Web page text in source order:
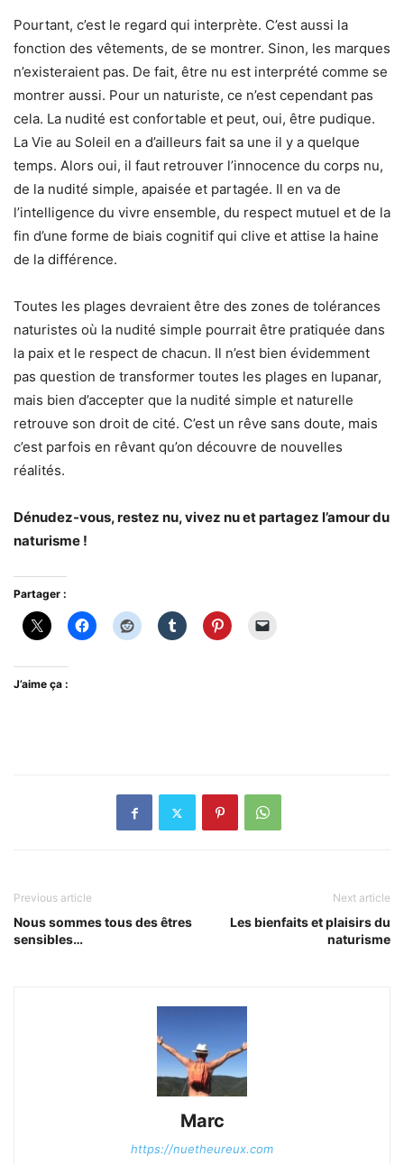
Pourtant, c’est le regard qui interprète. C’est aussi la
fonction des vêtements, de se montrer. Sinon, les marques
n’existeraient pas. De fait, être nu est interprété comme se
montrer aussi. Pour un naturiste, ce n’est cependant pas
cela. La nudité est confortable et peut, oui, être pudique.
La Vie au Soleil en a d’ailleurs fait sa une il y a quelque
temps. Alors oui, il faut retrouver l’innocence du corps nu,
de la nudité simple, apaisée et partagée. Il en va de
l’intelligence du vivre ensemble, du respect mutuel et de la
fin d’une forme de biais cognitif qui clive et attise la haine
de la différence.
Toutes les plages devraient être des zones de tolérances
naturistes où la nudité simple pourrait être pratiquée dans
la paix et le respect de chacun. Il n’est bien évidemment
pas question de transformer toutes les plages en lupanar,
mais bien d’accepter que la nudité simple et naturelle
retrouve son droit de cité. C’est un rêve sans doute, mais
c’est parfois en rêvant qu’on découvre de nouvelles
réalités.
Dénudez-vous, restez nu, vivez nu et partagez l’amour du
naturisme !
Partager :
J’aime ça :
Previous article
Nous sommes tous des êtres
sensibles…
Next article
Les bienfaits et plaisirs du
naturisme
Marc
https://nuetheureux.com